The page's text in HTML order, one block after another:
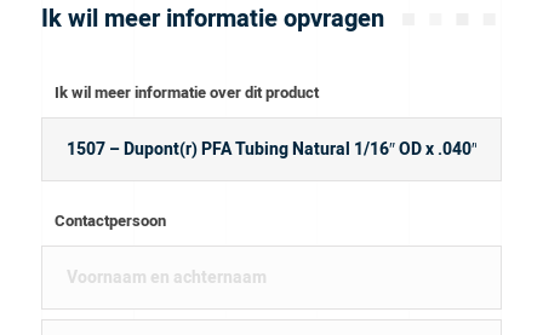
Ik wil meer informatie opvragen
Ik wil meer informatie over dit product
Contactpersoon